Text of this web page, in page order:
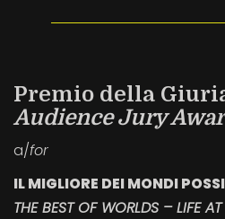
Premio della
Audience Jury
a/for
IL MIGLIORE DEI MONDI
THE BEST OF WORLDS – LIFE